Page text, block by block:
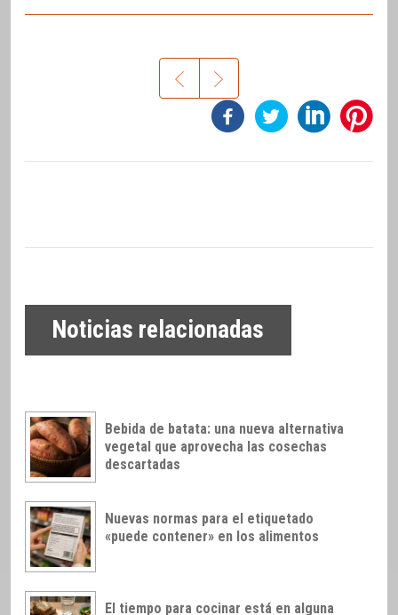
Noticias relacionadas
Bebida de batata: una nueva alternativa
vegetal que aprovecha las cosechas
descartadas
Nuevas normas para el etiquetado
«puede contener» en los alimentos
El tiempo para cocinar está en alguna